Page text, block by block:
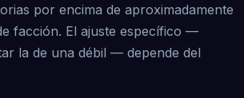
por encima de aproximadamente
facción. El ajuste específico —
la de una débil — depende del